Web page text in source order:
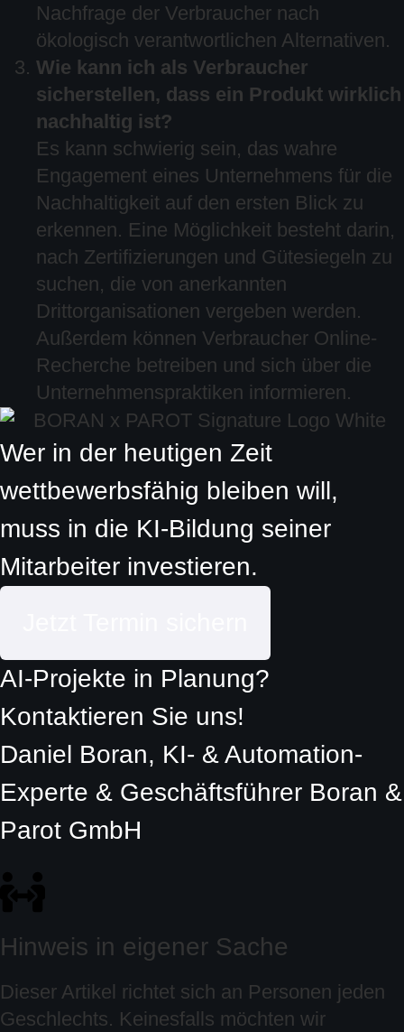
Nachfrage der Verbraucher nach
ökologisch verantwortlichen Alternativen.
Wie kann ich als Verbraucher
sicherstellen, dass ein Produkt wirklich
nachhaltig ist?
Es kann schwierig sein, das wahre
Engagement eines Unternehmens für die
Nachhaltigkeit auf den ersten Blick zu
erkennen. Eine Möglichkeit besteht darin,
nach Zertifizierungen und Gütesiegeln zu
suchen, die von anerkannten
Drittorganisationen vergeben werden.
Außerdem können Verbraucher Online-
Recherche betreiben und sich über die
Unternehmenspraktiken informieren.
Wer in der heutigen Zeit
wettbewerbsfähig bleiben will,
muss in die KI-Bildung seiner
Mitarbeiter investieren.
AI-Projekte in Planung?
Kontaktieren Sie uns!
Daniel Boran, KI- & Automation-
Experte & Geschäftsführer Boran &
Parot GmbH
Hinweis in eigener Sache
Dieser Artikel richtet sich an Personen jeden
Geschlechts. Keinesfalls möchten wir